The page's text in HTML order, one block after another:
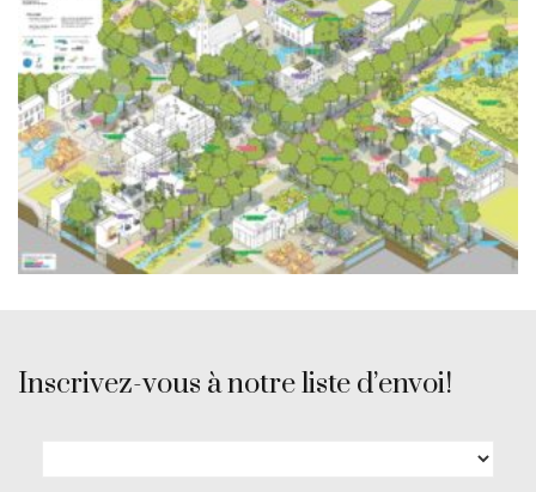
Inscrivez-vous à notre liste d’envoi!